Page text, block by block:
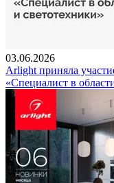
03.06.2026
Arlight приняла
«Специалист в